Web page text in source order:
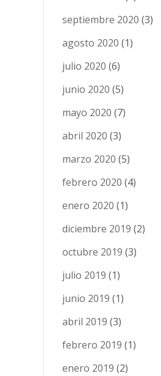
septiembre 2020 (3)
agosto 2020 (1)
julio 2020 (6)
junio 2020 (5)
mayo 2020 (7)
abril 2020 (3)
marzo 2020 (5)
febrero 2020 (4)
enero 2020 (1)
diciembre 2019 (2)
octubre 2019 (3)
julio 2019 (1)
junio 2019 (1)
abril 2019 (3)
febrero 2019 (1)
enero 2019 (2)